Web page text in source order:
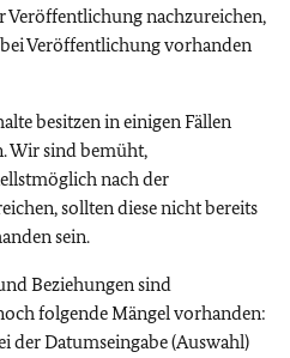
Veröffentlichung nachzureichen,
Veröffentlichung vorhanden
besitzen in einigen Fällen
Wir sind bemüht,
nach der
sollten diese nicht bereits
sein.
Beziehungen sind
folgende Mängel vorhanden:
der Datumseingabe (Auswahl)